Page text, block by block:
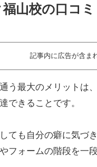
山校の口コ
記事内に広告が含ま
う最大のメリットは
できることです。
ても自分の癖に気づ
フォームの階段を一